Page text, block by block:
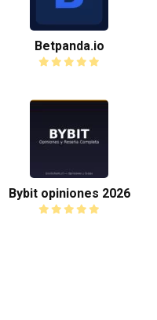
Betpanda.io
Bybit opiniones 2026